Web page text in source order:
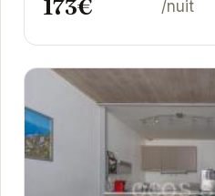
173€ /nuit